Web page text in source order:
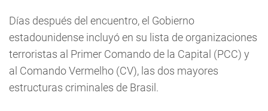
Días después del encuentro, el Gobierno
estadounidense incluyó en su lista de organizaciones
terroristas al Primer Comando de la Capital (PCC) y
al Comando Vermelho (CV), las dos mayores
estructuras criminales de Brasil.